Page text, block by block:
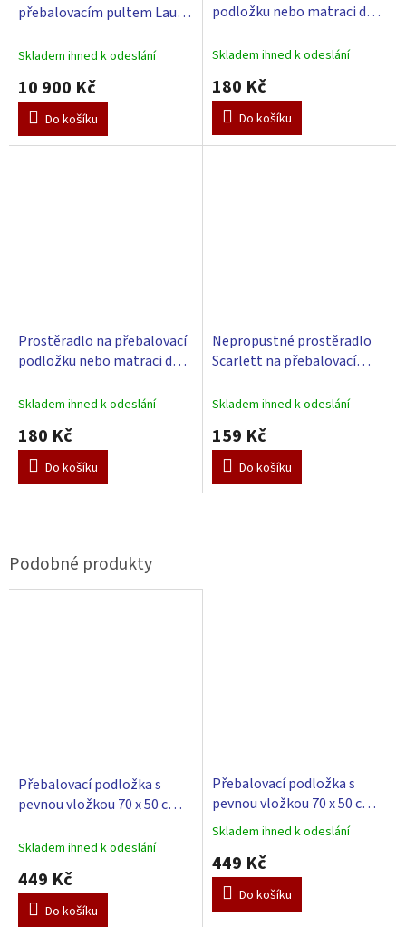
R
přebalovacím pultem Laura
Skladem ihned k odeslání
10 900 Kč
Do košíku
podložku nebo matraci do
55 cm
Skladem ihned k odeslání
180 Kč
Do košíku
Prostěradlo na přebalovací
podložku nebo matraci do
55 cm
Skladem ihned k odeslání
180 Kč
Do košíku
Nepropustné prostěradlo
Scarlett na přebalovací
Skladem ihned k odeslání
159 Kč
Do košíku
Přebalovací podložka s
pevnou vložkou 70 x 50 cm -
Skladem ihned k odeslání
449 Kč
Do košíku
Přebalovací podložka s
pevnou vložkou 70 x 50 cm -
bílá
Průměrné
hodnocení
produktu
5,0
Skladem ihned k odeslání
449 Kč
Do košíku